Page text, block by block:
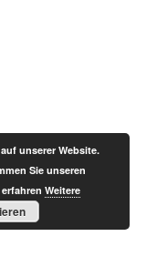
unserer Website.
Sie unseren
Weitere